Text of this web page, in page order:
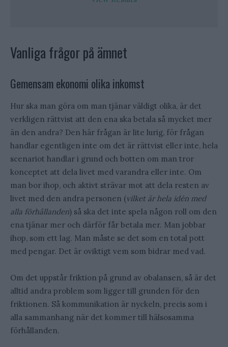
Vanliga frågor på ämnet
Gemensam ekonomi olika inkomst
Hur ska man göra om man tjänar väldigt olika, är det
verkligen rättvist att den ena ska betala så mycket mer
än den andra? Den här frågan är lite lurig, för frågan
handlar egentligen inte om det är rättvist eller inte, hela
scenariot handlar i grund och botten om man tror
konceptet att dela livet med varandra eller inte. Om
man bor ihop, och aktivt strävar mot att dela resten av
livet med den andra personen (vilket är hela idén med
alla förhållanden) så ska det inte spela någon roll om den
ena tjänar mer och därför får betala mer. Man jobbar
ihop, som ett lag. Man måste se det som en total pott
med pengar. Det är oviktigt vem som bidrar med vad.
Om det uppstår friktion på grund av obalansen, så är det
alltid andra problem som ligger till grunden för den
friktionen. Så kommunikation är nyckeln, precis som i
alla sammanhang när det kommer till hälsosamma
förhållanden.